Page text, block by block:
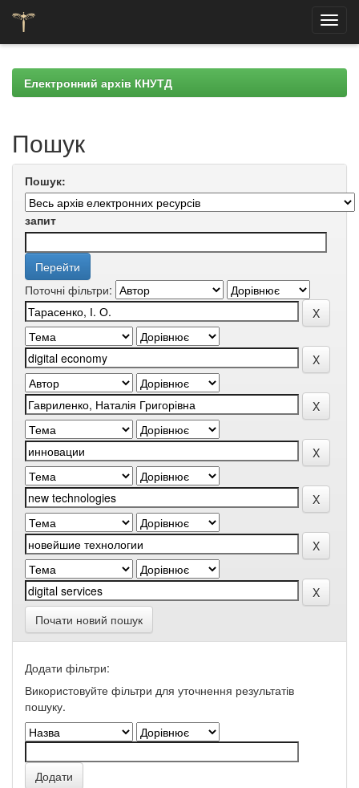
navigationЕлектронний архів КНУТД
Пошук
Пошук:
запит
Поточні фільтри:
Почати новий пошук
Додати фільтри:
Використовуйте фільтри для уточнення результатів
пошуку.